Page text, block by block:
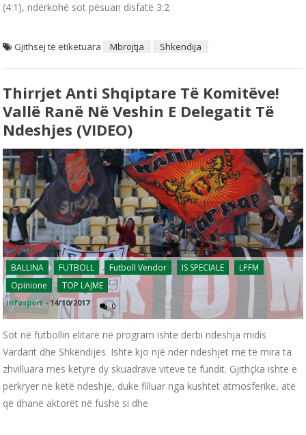
(4:1), ndërkohë sot pësuan disfatë 3:2
Gjithsej të etiketuara Mbrojtja Shkendija
Thirrjet Anti Shqiptare Të Komitëve!
Vallë Ranë Në Veshin E Delegatit Të
Ndeshjes (VIDEO)
BALLINA FUTBOLL Futboll Vendor IS SPECIALE
LPFM
Opinione
TOP LAJME
infosport - 14/10/2017 0
Sot në futbollin elitarë në program ishte derbi ndeshja midis
Vardarit dhe Shkëndijës. Ishte kjo një ndër ndeshjet më të mira ta
zhvilluara mes këtyre dy skuadrave viteve të fundit. Gjithçka ishte e
përkryer në këtë ndeshje, duke filluar nga kushtet atmosferike, atë
që dhanë aktorët në fushë si dhe